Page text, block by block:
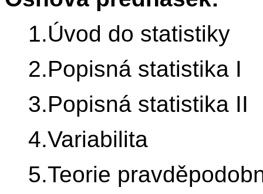
1.Úvod do statistiky
2.Popisná statistika I
3.Popisná statistika II
4.Variabilita
5.Teorie